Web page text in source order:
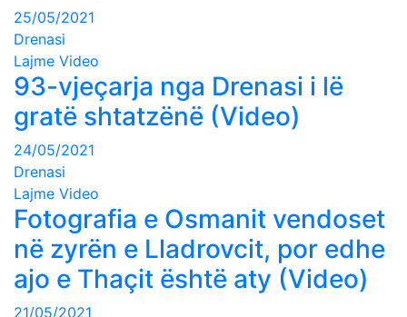
25/05/2021
Drenasi
Lajme Video
93-vjeçarja nga Drenasi i lë
gratë shtatzënë (Video)
24/05/2021
Drenasi
Lajme Video
Fotografia e Osmanit vendoset
në zyrën e Lladrovcit, por edhe
ajo e Thaçit është aty (Video)
21/05/2021